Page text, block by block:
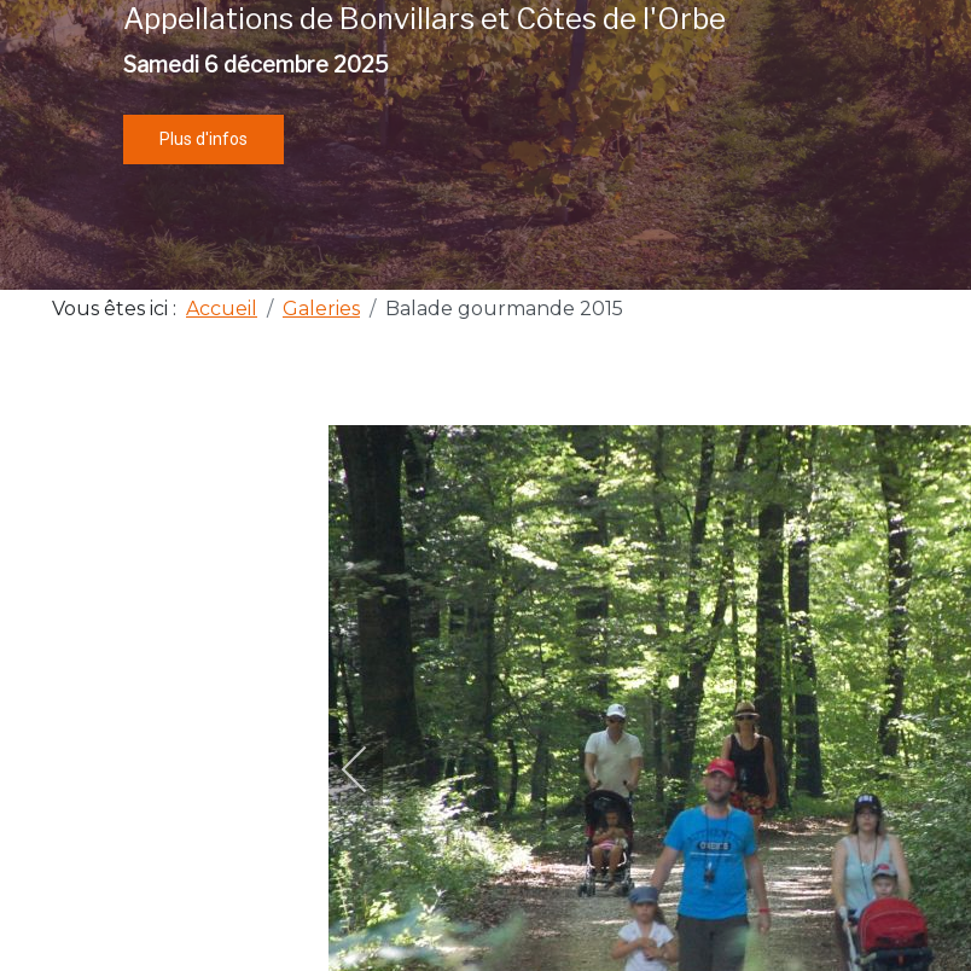
Appellations de Bonvillars et Côtes de l'Orbe
Samedi 6 décembre 2025
Plus d'infos
Vous êtes ici : Accueil Galeries Balade gourmande 2015